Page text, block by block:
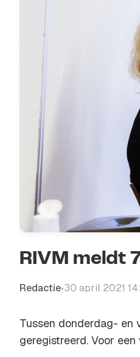
RIVM meldt
Redactie•30 april 2021
Tussen donderdag- en
geregistreerd. Voor